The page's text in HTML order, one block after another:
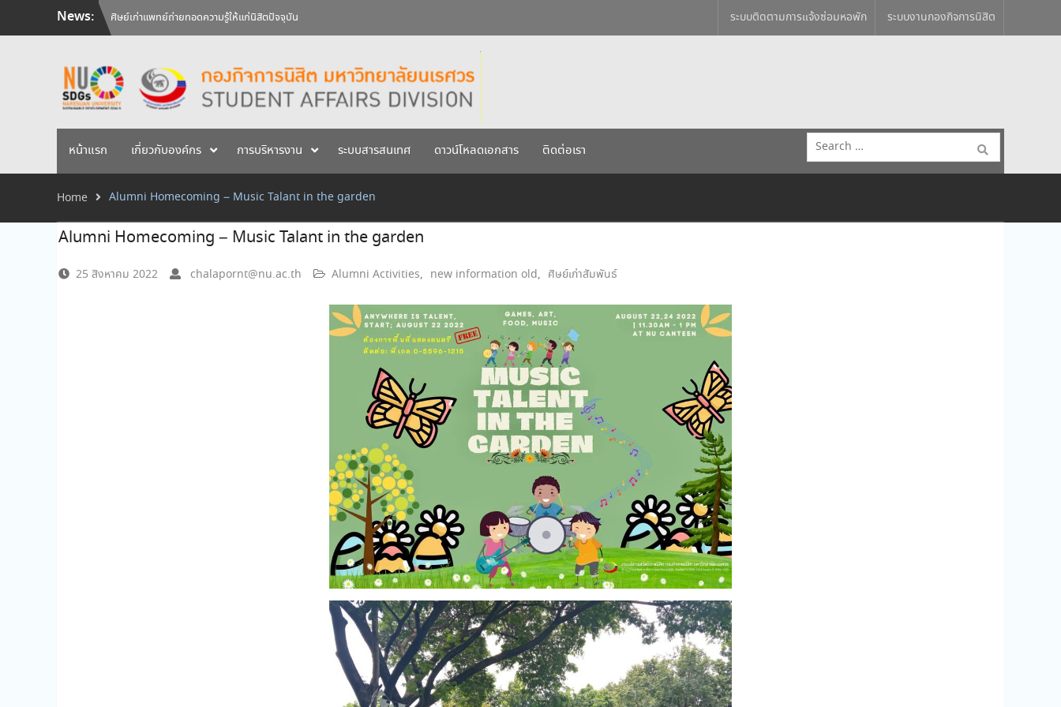
News:
ศิษย์เก่าแพทย์ถ่ายทอดความรู้ให้แก่นิสิตปัจจุบัน
วันคล้ายวันสถาปนามหาวิทยาลัยนเรศวร ครบรอบ 36 ปี 29 กรกฎาคม 2569
ระบบติดตามการแจ้งซ่อมหอพัก ระบบงานกองกิจการนิสิต
หน้าแรก เกี่ยวกับองค์กร การบริหารงาน ระบบสารสนเทศ ดาวน์โหลดเอกสาร ติดต่อเรา
Search
for:
Home Alumni Homecoming – Music Talant in the garden
Alumni Homecoming – Music Talant in the garden
25 สิงหาคม 2022 chalapornt@nu.ac.th Alumni Activities, new information old, ศิษย์เก่าสัมพันธ์